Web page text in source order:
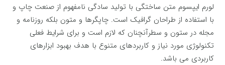
لورم ایپسوم متن ساختگی با تولید سادگی نامفهوم از صنعت چاپ و
با استفاده از طراحان گرافیک است. چاپگرها و متون بلکه روزنامه و
مجله در ستون و سطرآنچنان که لازم است و برای شرایط فعلی
تکنولوژی مورد نیاز و کاربردهای متنوع با هدف بهبود ابزارهای
کاربردی می باشد.